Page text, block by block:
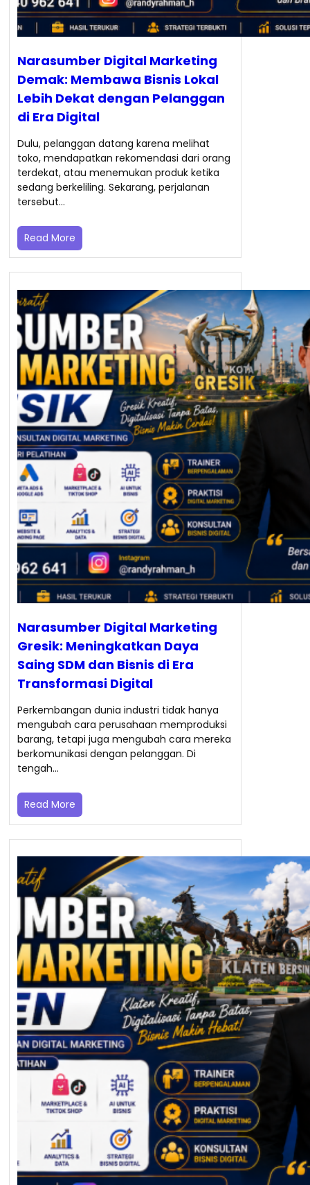
Narasumber Digital Marketing
Demak: Membawa Bisnis Lokal
Lebih Dekat dengan Pelanggan
di Era Digital
Dulu, pelanggan datang karena melihat
toko, mendapatkan rekomendasi dari orang
terdekat, atau menemukan produk ketika
sedang berkeliling. Sekarang, perjalanan
tersebut…
Read More
Narasumber Digital Marketing
Gresik: Meningkatkan Daya
Saing SDM dan Bisnis di Era
Transformasi Digital
Perkembangan dunia industri tidak hanya
mengubah cara perusahaan memproduksi
barang, tetapi juga mengubah cara mereka
berkomunikasi dengan pelanggan. Di
tengah…
Read More